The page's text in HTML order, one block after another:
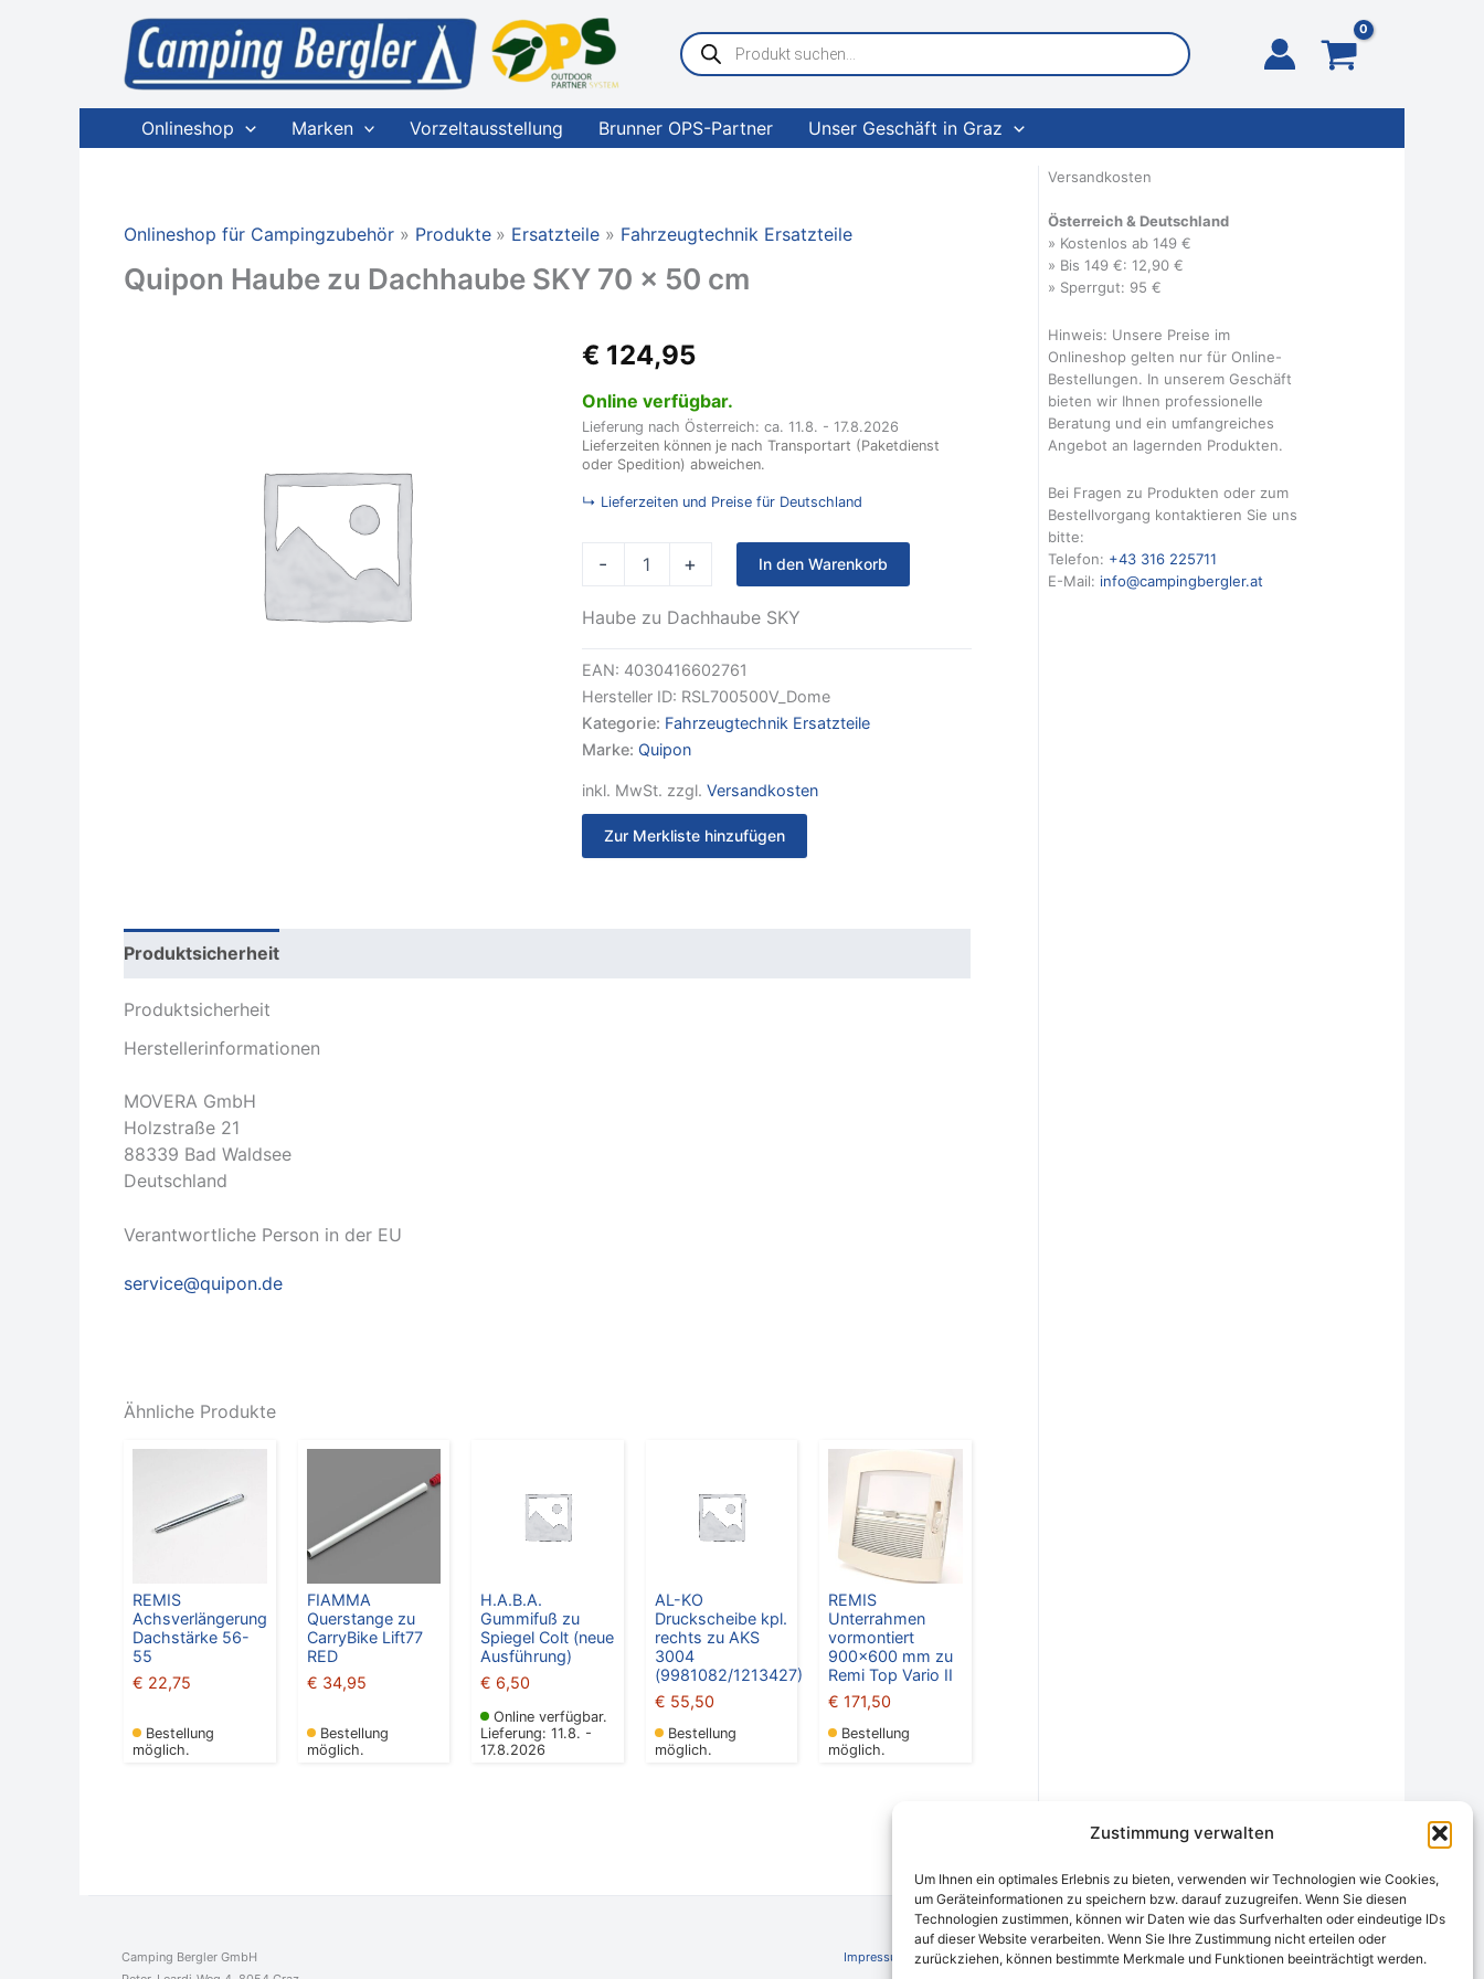
Zustimmung verwalten
Um Ihnen ein optimales Erlebnis zu bieten, verwenden wir Technologien wie Cookies,
um Geräteinformationen zu speichern bzw. darauf zuzugreifen. Wenn Sie diesen
Technologien zustimmen, können wir Daten wie das Surfverhalten oder eindeutige IDs
auf dieser Website verarbeiten. Wenn Sie Ihre Zustimmung nicht erteilen oder
zurückziehen, können bestimmte Merkmale und Funktionen beeinträchtigt werden.
Products
search
Onlineshop Marken Vorzeltausstellung Brunner OPS-Partner Unser Geschäft in Graz
Onlineshop für Campingzubehör Produkte Ersatzteile Fahrzeugtechnik Ersatzteile
Quipon Haube zu Dachhaube SKY 70 x 50 cm
€ 124,95
Online verfügbar.
Lieferung nach Österreich: ca. 11.8. - 17.8.2026
Lieferzeiten können je nach Transportart (Paketdienst
oder Spedition) abweichen.
↳ Lieferzeiten und Preise für Deutschland
-
Quipon
Haube
Dachhaube
SKY
70
x
50
+ In den Warenkorb
Haube zu Dachhaube SKY
EAN: 4030416602761
Hersteller ID: RSL700500V_Dome
Kategorie: Fahrzeugtechnik Ersatzteile
Marke: Quipon
inkl. MwSt. zzgl. Versandkosten
Zur Merkliste hinzufügen
Produktsicherheit
Produktsicherheit
Herstellerinformationen
MOVERA GmbH
Holzstraße 21
88339 Bad Waldsee
Deutschland
Verantwortliche Person in der EU
service@quipon.de
Ähnliche Produkte
REMIS
Achsverlängerung
Dachstärke 56-
55
€ 22,75
Bestellung
möglich.
FIAMMA
Querstange zu
CarryBike Lift77
RED
€ 34,95
Bestellung
möglich.
H.A.B.A.
Gummifuß zu
Spiegel Colt (neue
Ausführung)
€ 6,50
Online verfügbar.
Lieferung: 11.8. -
17.8.2026
AL-KO
Druckscheibe kpl.
rechts zu AKS
3004
(9981082/1213427)
€ 55,50
Bestellung
möglich.
REMIS
Unterrahmen
vormontiert
900×600 mm zu
Remi Top Vario II
€ 171,50
Bestellung
möglich.
Versandkosten
Österreich & Deutschland
» Kostenlos ab 149 €
» Bis 149 €: 12,90 €
» Sperrgut: 95 €
Hinweis: Unsere Preise im
Onlineshop gelten nur für Online-
Bestellungen. In unserem Geschäft
bieten wir Ihnen professionelle
Beratung und ein umfangreiches
Angebot an lagernden Produkten.
Bei Fragen zu Produkten oder zum
Bestellvorgang kontaktieren Sie uns
bitte:
Telefon: +43 316 225711
E-Mail: info@campingbergler.at
Camping Bergler GmbH
Impressum AGB Schlichtungsstelle Widerrufsrecht und Formular
Datenschutzerklärung